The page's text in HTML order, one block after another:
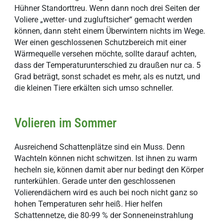
Hühner Standorttreu. Wenn dann noch drei Seiten der
Voliere „wetter- und zugluftsicher“ gemacht werden
können, dann steht einem Überwintern nichts im Wege.
Wer einen geschlossenen Schutzbereich mit einer
Wärmequelle versehen möchte, sollte darauf achten,
dass der Temperaturunterschied zu draußen nur ca. 5
Grad beträgt, sonst schadet es mehr, als es nutzt, und
die kleinen Tiere erkälten sich umso schneller.
Volieren im Sommer
Ausreichend Schattenplätze sind ein Muss. Denn
Wachteln können nicht schwitzen. Ist ihnen zu warm
hecheln sie, können damit aber nur bedingt den Körper
runterkühlen. Gerade unter den geschlossenen
Volierendächern wird es auch bei noch nicht ganz so
hohen Temperaturen sehr heiß. Hier helfen
Schattennetze, die 80-99 % der Sonneneinstrahlung